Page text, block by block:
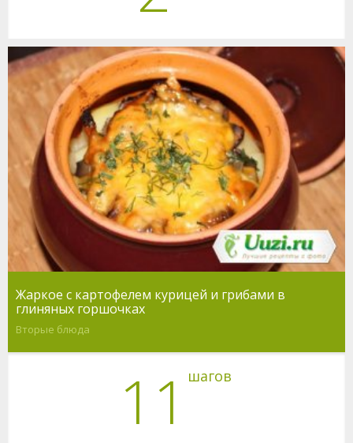
Жаркое с картофелем курицей и грибами в
глиняных горшочках
Вторые блюда
11 шагов